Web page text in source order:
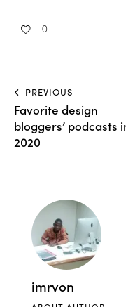
0
PREVIOUS
Favorite design
bloggers’ podcasts
2020
imrvon